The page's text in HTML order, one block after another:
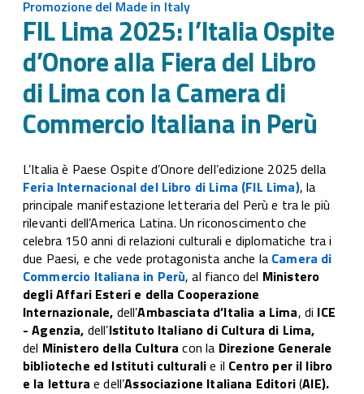
Promozione del Made in Italy
FIL Lima 2025: l’Italia Ospite
d’Onore alla Fiera del Libro
di Lima con la Camera di
Commercio Italiana in Perù
L’Italia è Paese Ospite d’Onore dell’edizione 2025 della
Feria Internacional del Libro di Lima (FIL Lima), la
principale manifestazione letteraria del Perù e tra le più
rilevanti dell’America Latina. Un riconoscimento che
celebra 150 anni di relazioni culturali e diplomatiche tra i
due Paesi, e che vede protagonista anche la Camera di
Commercio Italiana in Perù, al fianco del Ministero
degli Affari Esteri e della Cooperazione
Internazionale, dell’Ambasciata d’Italia a Lima, di ICE
- Agenzia, dell’lstituto Italiano di Cultura di Lima,
del Ministero della Cultura con la Direzione Generale
biblioteche ed Istituti culturalie il Centro per il libro
e la lettura e dell’Associazione Italiana Editori(AIE).